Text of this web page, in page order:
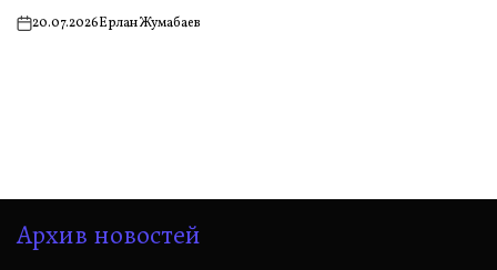
on20.07.2026Ерлан Жумабаев
Архив новостей